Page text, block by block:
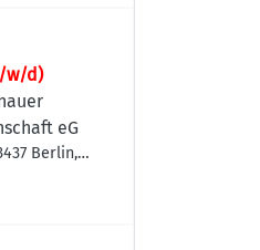
w/d)
eG
Berlin,